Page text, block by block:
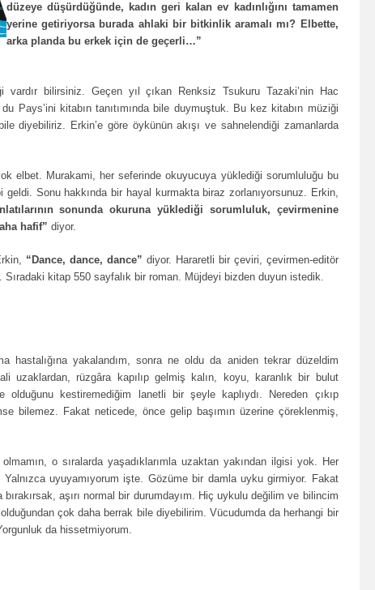
düzeye düşürdüğünde, kadın geri kalan ev kadınlığını tamamen
yerine getiriyorsa burada ahlaki bir bitkinlik aramalı mı? Elbette,
arka planda bu erkek için de geçerli…”
vardır bilirsiniz. Geçen yıl çıkan Renksiz Tsukuru Tazaki’nin Hac
du Pays’ini kitabın tanıtımında bile duymuştuk. Bu kez kitabın müziği
diyebiliriz. Erkin’e göre öykünün akışı ve sahnelendiği zamanlarda
elbet. Murakami, her seferinde okuyucuya yüklediği sorumluluğu bu
geldi. Sonu hakkında bir hayal kurmakta biraz zorlanıyorsunuz. Erkin,
sonunda okuruna yüklediği sorumluluk, çevirmenine
hafif” diyor.
“Dance, dance, dance” diyor. Hararetli bir çeviri, çevirmen-editör
Sıradaki kitap 550 sayfalık bir roman. Müjdeyi bizden duyun istedik.
hastalığına yakalandım, sonra ne oldu da aniden tekrar düzeldim
uzaklardan, rüzgâra kapılıp gelmiş kalın, koyu, karanlık bir bulut
kestiremediğim lanetli bir şeyle kaplıydı. Nereden çıkıp
bilemez. Fakat neticede, önce gelip başımın üzerine çöreklenmiş,
o sıralarda yaşadıklarımla uzaktan yakından ilgisi yok. Her
uyuyamıyorum işte. Gözüme bir damla uyku girmiyor. Fakat
bırakırsak, aşırı normal bir durumdayım. Hiç uykulu değilim ve bilincim
çok daha berrak bile diyebilirim. Vücudumda da herhangi bir
da hissetmiyorum.